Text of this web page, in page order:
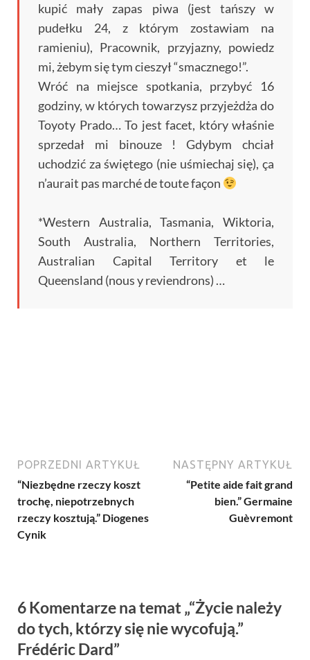
kupić mały zapas piwa (jest tańszy w
pudełku 24, z którym zostawiam na
ramieniu), Pracownik, przyjazny, powiedz
mi, żebym się tym cieszył “smacznego!”.
Wróć na miejsce spotkania, przybyć 16
godziny, w których towarzysz przyjeżdża do
Toyoty Prado… To jest facet, który właśnie
sprzedał mi binouze ! Gdybym chciał
uchodzić za świętego (nie uśmiechaj się), ça
n’aurait pas marché de toute façon
*Western Australia, Tasmania, Wiktoria,
South Australia, Northern Territories,
Australian Capital Territory et le
Queensland (nous y reviendrons) …
POPRZEDNI ARTYKUŁ
“Niezbędne rzeczy koszt
trochę, niepotrzebnych
rzeczy kosztują.” Diogenes
Cynik
NASTĘPNY ARTYKUŁ
“Petite aide fait grand
bien.”Germaine
Guèvremont
6 Komentarze na temat „“Życie należy
do tych, którzy się nie wycofują.”
Frédéric Dard”